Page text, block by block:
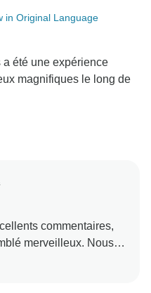
in Original Language
été une expérience
magnifiques le long de
commentaires,
merveilleux. Nous
une autre aventure